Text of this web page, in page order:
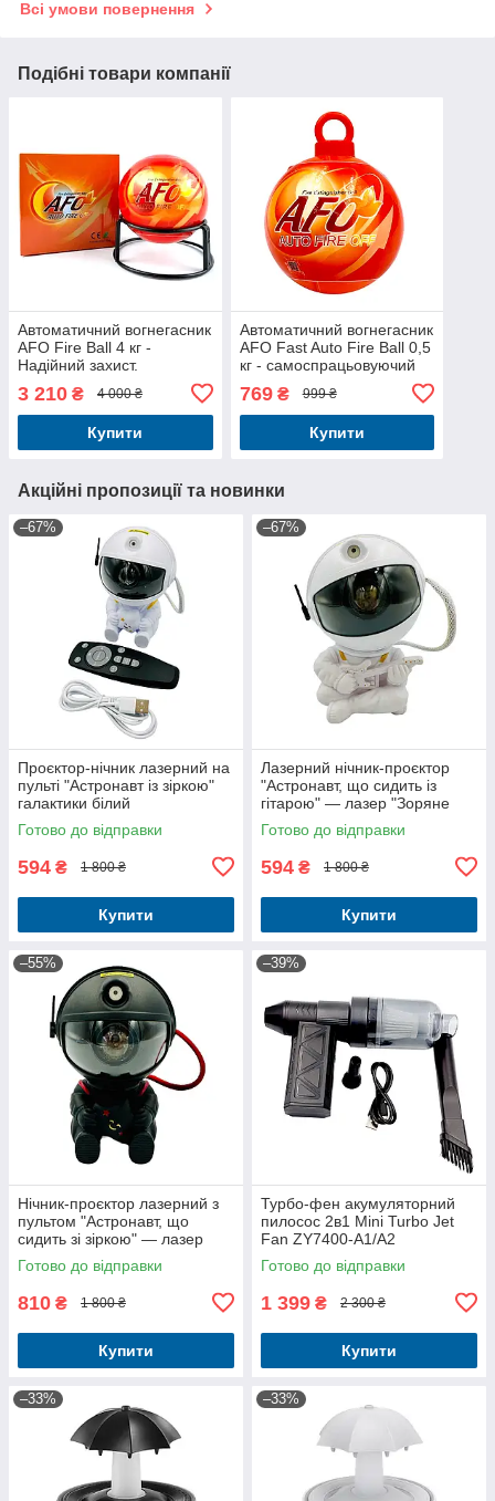
Всі умови повернення
Подібні товари компанії
Автоматичний вогнегасник
AFO Fire Ball 4 кг -
Надійний захист.
3 210 ₴ 4 000 ₴
Купити
Автоматичний вогнегасник
AFO Fast Auto Fire Ball 0,5
кг - самоспрацьовуючий
вогнегасник
769₴ 999 ₴
Купити
Акційні пропозиції та новинки
–67%
Проєктор-нічник лазерний на
пульті "Астронавт із зіркою"
галактики білий
Готово до відправки
594 ₴ 1 800 ₴
Купити
–67%
Лазерний нічник-проєктор
"Астронавт, що сидить із
гітарою" — лазер "Зоряне
небо" з пультом Білий
Готово до відправки
594 ₴ 1 800 ₴
Купити
–55%
Нічник-проєктор лазерний з
пультом "Астронавт, що
сидить зі зіркою" — лазер
"Зоряне небо" Чорний
Готово до відправки
810 ₴ 1 800 ₴
Купити
–39%
Турбо-фен акумуляторний
пилосос 2в1 Mini Turbo Jet
Fan ZY7400-A1/A2
Готово до відправки
1 399 ₴ 2 300 ₴
Купити
–33% –33%